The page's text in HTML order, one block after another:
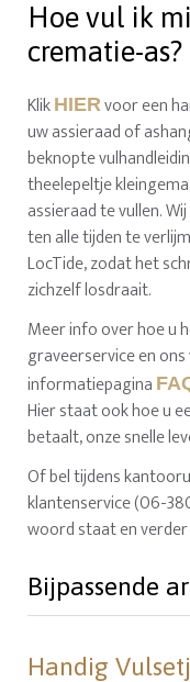
Hoe vul ik
crematie-as?
Klik HIERvoor een
uw assieraad of
beknopte
theelepeltje
assieraad te vullen.
ten alle tijden te
LocTide, zodat het
zichzelf losdraait.
Meer info over hoe u
graveerservice en
informatiepagina
Hier staat ook hoe u
betaalt, onze snelle
Of bel tijdens
klantenservice (06-
woord staat en
Bijpassende
Handig